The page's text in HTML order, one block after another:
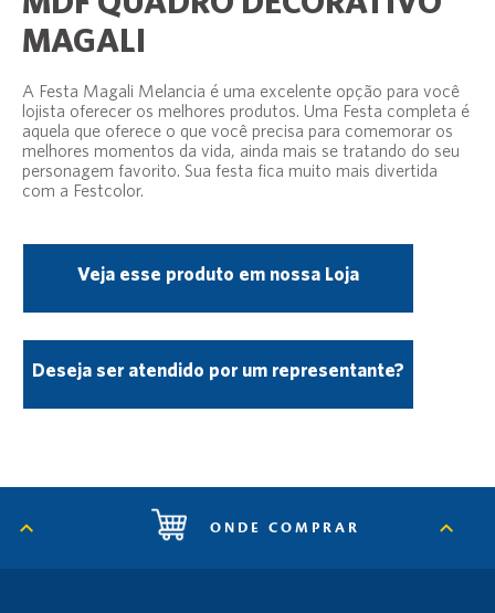
MAGALI
A Festa Magali Melancia é uma excelente opção para você
lojista oferecer os melhores produtos. Uma Festa completa é
aquela que oferece o que você precisa para comemorar os
melhores momentos da vida, ainda mais se tratando do seu
personagem favorito. Sua festa fica muito mais divertida
com a Festcolor.
Veja esse produto em nossa Loja
Deseja ser atendido por um representante?
ONDE COMPRAR